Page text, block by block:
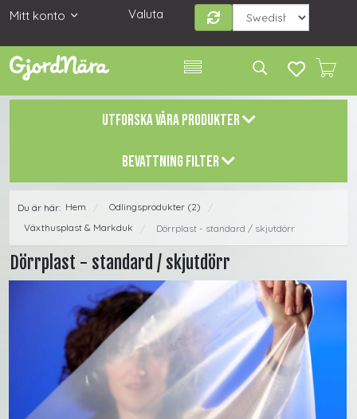
Mitt konto Valuta
UTFORSKA VÅRA PRODUKTER
BEVATTNING FILTER
Du är här: Hem / Odlingsprodukter (2)
/
Växthusplast & Markduk
/ Dörrplast - standard / skjutdörr
Dörrplast - standard / skjutdörr